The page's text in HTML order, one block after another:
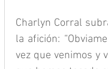
Charlyn Corral
la afición:
vez que venimos y